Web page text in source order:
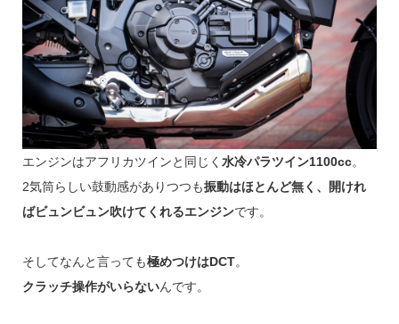
エンジンはアフリカツインと同じく 水冷パラツイン1100cc。
2気筒らしい鼓動感がありつつも振動はほとんど無く、開けれ
ばビュンビュン吹けてくれるエンジンです。
そしてなんと言っても極めつけはDCT。
クラッチ操作がいらないんです。